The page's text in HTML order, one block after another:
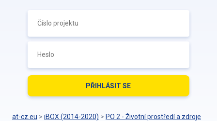
at-cz.eu > iBOX (2014-2020) > PO 2 - Životní prostředí a zdroje